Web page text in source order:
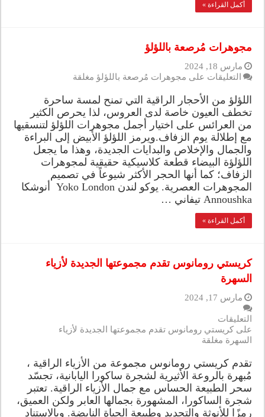
أكمل القراءة »
مجوهرات مُرصعة باللؤلؤ
مارس 18, 2024
التعليقات على مجوهرات مُرصعة باللؤلؤ مغلقة
اللؤلؤ من الأحجار الراقية التي تمنح لمسة ساحرة
تخطف العيون خاصة لدى العروس، لذا يحرص الكثير
من العرائس على اختيار أجمل مجوهرات اللؤلؤ لتنسقيها
مع إطلالة يوم الزفاف.ويرمز اللؤلؤ الأبيض إلى البراءة
والجمال والإخلاص والبدايات الجديدة، وهذا ما يجعل
اللؤلؤة البيضاء قطعة كلاسيكية حقيقية لمجوهرات
الزفاف؛ كما أنها الحجر الأكثر شيوعاً في تصميم
المجوهرات العصرية. يوكو لندن Yoko London أنوشكا
Annoushka تيفاني …
أكمل القراءة »
كريستي رومانوس تقدم مجموعتها الجديدة لأزياء
السهرة
مارس 17, 2024
التعليقات
على كريستي رومانوس تقدم مجموعتها الجديدة لأزياء
السهرة مغلقة
تقدم كريستي رومانوس مجموعة من الأزياء الراقية ،
مُبهرة بالروعة الأثيرية لشجرة ساكورا اليابانية، تجسّد
سحر الطبيعة الحساس مع جمال الأزياء الراقية. تعتبر
شجرة الساكورا، المشهورة بجمالها العابر ولكن العميق،
رمزًا للأنوثة والتجديد وطبيعة الحياة النابضة. وبالاستناد